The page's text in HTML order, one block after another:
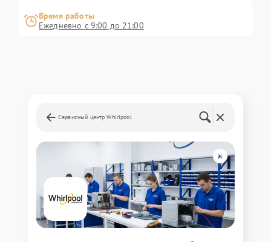
Время работы
Ежедневно с 9:00 до 21:00
Сервисный центр Whirlpool